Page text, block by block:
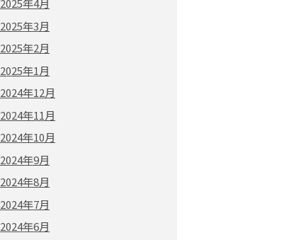
2025年4月
2025年3月
2025年2月
2025年1月
2024年12月
2024年11月
2024年10月
2024年9月
2024年8月
2024年7月
2024年6月